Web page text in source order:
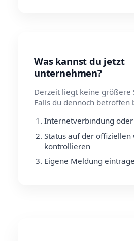
Was kannst du jetzt
unternehmen?
Derzeit liegt keine größere
Falls du dennoch betroffen
Internetverbindung
Status auf der offiziellen
kontrollieren
Eigene Meldung